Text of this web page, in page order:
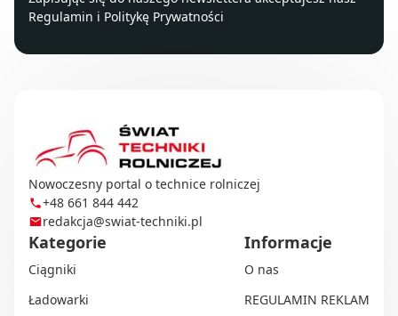
Regulamin i Politykę Prywatności
Nowoczesny portal o technice rolniczej
+48 661 844 442
redakcja@swiat-techniki.pl
Kategorie
Ciągniki
Ładowarki
Informacje
O nas
REGULAMIN REKLAM